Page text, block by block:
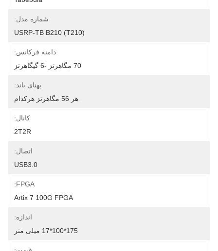
شماره مدل:
USRP-TB B210 (T210)
دامنه فرکانس:
70 مگاهرتز -6 گیگاهرتز
پهنای باند:
هر 56 مگاهرتز هرکدام
کانال:
2T2R
اتصال:
USB3.0
FPGA:
Artix 7 100G FPGA
اندازه:
175*100*17 میلی متر